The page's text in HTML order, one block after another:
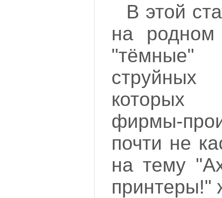
В этой
на родном
фирмы-
почти не
на тему
принтеры!"